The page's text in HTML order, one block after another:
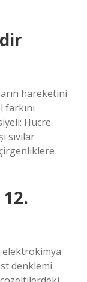
hareketini
Hücre
sıvılar
denklemi